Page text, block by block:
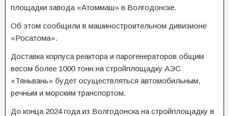
площадки завода «Атоммаш» в Волгодонске.
Об этом сообщили в машиностроительном дивизионе
«Росатома».
Доставка корпуса реактора и парогенераторов общим
весом более 1000 тонн на стройплощадку АЭС
«Тяньвань» будет осуществляться автомобильным,
речным и морским транспортом.
До конца 2024 года из Волгодонска на стройплощадку в